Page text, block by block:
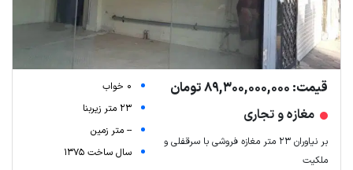
قیمت: 89,300,000,000 تومان
مغازه و تجاری
بر نیاوران ۲۳ متر مغازه فروشی با سرقفلی و
ملکیت
0 خواب
23 متر زیربنا
-- متر زمین
سال ساخت 1375